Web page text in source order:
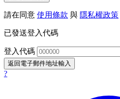
請在同意 使用條款 與 隱私權政策
已發送登入代碼
登入代碼
返回電子郵件地址輸入
?